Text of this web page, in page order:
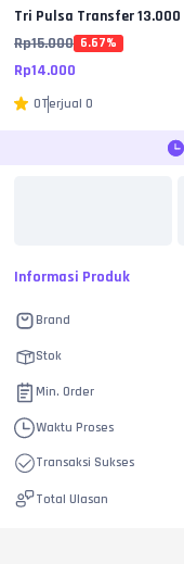
Tri Pulsa Transfer 13.000
Rp15.000 6.67%
Rp14.000
0Terjual 0
Informasi Produk
Brand
Stok
Min. Order
Waktu Proses
Transaksi Sukses
Total Ulasan